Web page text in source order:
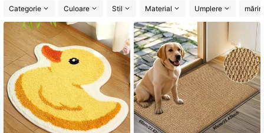
Categorie
Culoare Stil Material Umplere